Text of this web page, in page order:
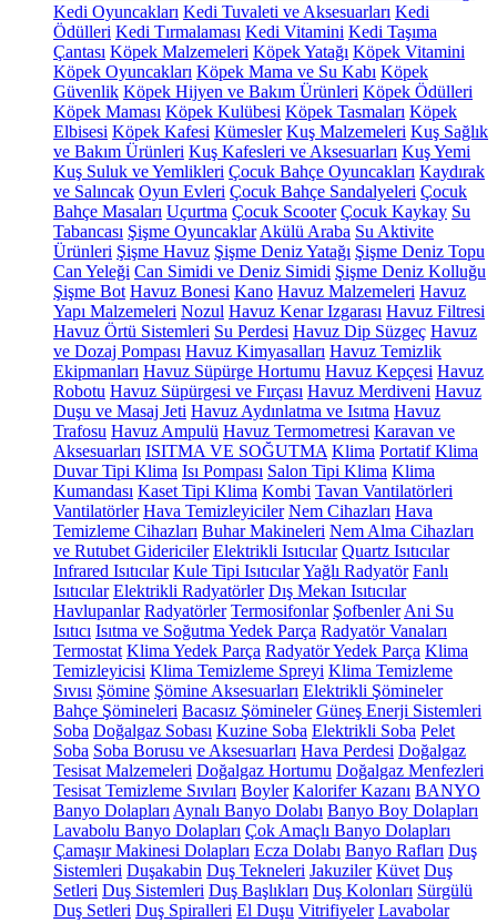
Kedi Oyuncakları Kedi Tuvaleti ve Aksesuarları Kedi
Ödülleri Kedi Tırmalaması Kedi Vitamini Kedi Taşıma
Çantası Köpek Malzemeleri Köpek Yatağı Köpek Vitamini
Köpek Oyuncakları Köpek Mama ve Su Kabı Köpek
Güvenlik Köpek Hijyen ve Bakım Ürünleri Köpek Ödülleri
Köpek Maması Köpek Kulübesi Köpek Tasmaları Köpek
Elbisesi Köpek Kafesi Kümesler Kuş Malzemeleri Kuş Sağlık
ve Bakım Ürünleri Kuş Kafesleri ve Aksesuarları Kuş Yemi
Kuş Suluk ve Yemlikleri Çocuk Bahçe Oyuncakları Kaydırak
ve Salıncak Oyun Evleri Çocuk Bahçe Sandalyeleri Çocuk
Bahçe Masaları Uçurtma Çocuk Scooter Çocuk Kaykay Su
Tabancası Şişme Oyuncaklar Akülü Araba Su Aktivite
Ürünleri Şişme Havuz Şişme Deniz Yatağı Şişme Deniz Topu
Can Yeleği Can Simidi ve Deniz Simidi Şişme Deniz Kolluğu
Şişme Bot Havuz Bonesi Kano Havuz Malzemeleri Havuz
Yapı Malzemeleri Nozul Havuz Kenar Izgarası Havuz Filtresi
Havuz Örtü Sistemleri Su Perdesi Havuz Dip Süzgeç Havuz
ve Dozaj Pompası Havuz Kimyasalları Havuz Temizlik
Ekipmanları Havuz Süpürge Hortumu Havuz Kepçesi Havuz
Robotu Havuz Süpürgesi ve Fırçası Havuz Merdiveni Havuz
Duşu ve Masaj Jeti Havuz Aydınlatma ve Isıtma Havuz
Trafosu Havuz Ampulü Havuz Termometresi Karavan ve
Aksesuarları ISITMA VE SOĞUTMA Klima Portatif Klima
Duvar Tipi Klima Isı Pompası Salon Tipi Klima Klima
Kumandası Kaset Tipi Klima Kombi Tavan Vantilatörleri
Vantilatörler Hava Temizleyiciler Nem Cihazları Hava
Temizleme Cihazları Buhar Makineleri Nem Alma Cihazları
ve Rutubet Gidericiler Elektrikli Isıtıcılar Quartz Isıtıcılar
Infrared Isıtıcılar Kule Tipi IsıtıcılarYağlı Radyatör Fanlı
Isıtıcılar Elektrikli Radyatörler Dış Mekan Isıtıcılar
Havlupanlar Radyatörler Termosifonlar Şofbenler Ani Su
Isıtıcı Isıtma ve Soğutma Yedek Parça Radyatör Vanaları
Termostat Klima Yedek Parça Radyatör Yedek Parça Klima
Temizleyicisi Klima Temizleme Spreyi Klima Temizleme
Sıvısı Şömine Şömine Aksesuarları Elektrikli Şömineler
Bahçe Şömineleri Bacasız Şömineler Güneş Enerji Sistemleri
Soba Doğalgaz Sobası Kuzine Soba Elektrikli Soba Pelet
Soba Soba Borusu ve Aksesuarları Hava Perdesi Doğalgaz
Tesisat Malzemeleri Doğalgaz Hortumu Doğalgaz Menfezleri
Tesisat Temizleme Sıvıları Boyler Kalorifer Kazanı BANYO
Banyo Dolapları Aynalı Banyo Dolabı Banyo Boy Dolapları
Lavabolu Banyo Dolapları Çok Amaçlı Banyo Dolapları
Çamaşır Makinesi Dolapları Ecza Dolabı Banyo Rafları Duş
Sistemleri Duşakabin Duş Tekneleri Jakuziler Küvet Duş
Setleri Duş Sistemleri Duş Başlıkları Duş Kolonları Sürgülü
Duş Setleri Duş Spiralleri El Duşu Vitrifiyeler Lavabolar